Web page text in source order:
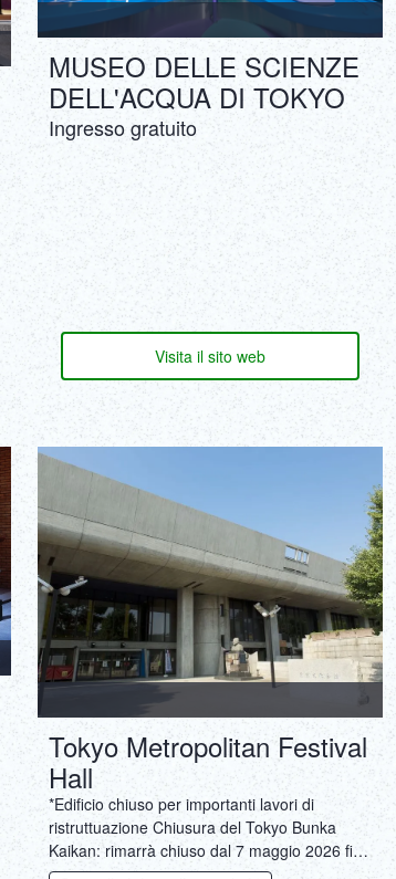
MUSEO DELLE SCIENZE
DELL'ACQUA DI TOKYO
Ingresso gratuito
Visita il sito web
Tokyo Metropolitan Festival
Hall
‎*Edificio chiuso per importanti lavori di
ristruttuazione Chiusura del Tokyo Bunka
Kaikan: rimarrà chiuso dal 7 maggio 2026 fino
a tutto l'anno fiscale 2028. ・Sala principale,